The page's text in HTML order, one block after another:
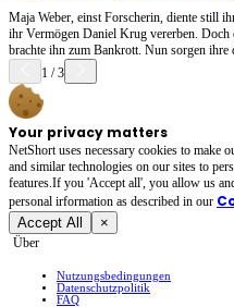
Maja Weber, einst Forscherin, diente still
ihr Vermögen Daniel Krug vererben. Doch
brachte ihn zum Bankrott. Nun sorgen ihre
1 /3
Your privacy matters
NetShort uses necessary cookies to make
and similar technologies on our sites to
features.If you 'Accept all', you allow us
personal irformation as described in our
Accept All ×
Über
Nutzungsbedingungen
Datenschutzpolitik
FAQ